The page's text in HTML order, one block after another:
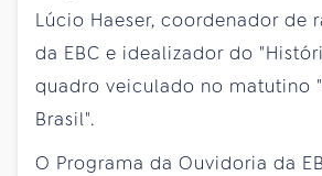
Lúcio Haeser, coordenador de
da EBC e idealizador do
quadro veiculado no matutino
Brasil".
O Programa da Ouvidoria da